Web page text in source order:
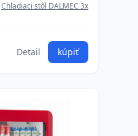
Chladiaci stôl DALMEC 3x
Detail kúpiť